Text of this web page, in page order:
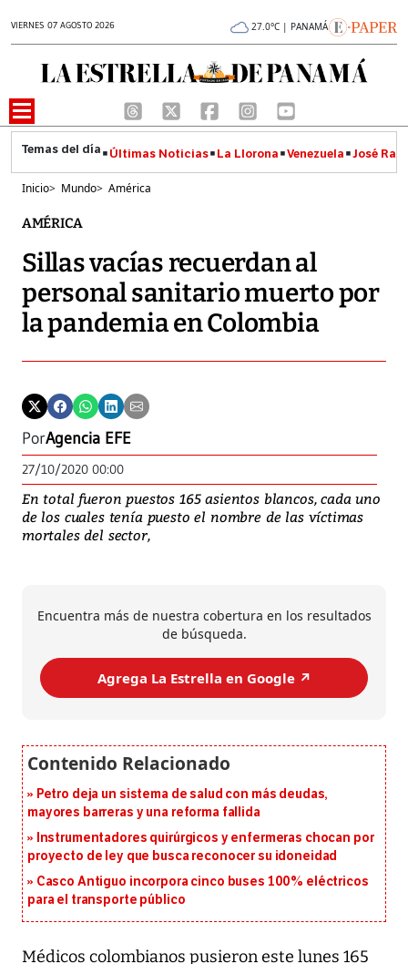
VIERNES 07 AGOSTO 2026 27.0°C | PANAMÁ
Últimas Noticias La Llorona Venezuela José
Inicio> Mundo> América
AMÉRICA
Sillas vacías recuerdan al
personal sanitario muerto por
la pandemia en Colombia
PorAgencia EFE
27/10/2020 00:00
En total fueron puestos 165 asientos blancos, cada uno
de los cuales tenía puesto el nombre de las víctimas
mortales del sector,
Encuentra más de nuestra cobertura en los resultados
de búsqueda.
Agrega La Estrella en Google ↗️
Petro deja un sistema de salud con más deudas,
mayores barreras y una reforma fallida
Instrumentadores quirúrgicos y enfermeras chocan por
proyecto de ley que busca reconocer su idoneidad
Casco Antiguo incorpora cinco buses 100% eléctricos
para el transporte público
Médicos colombianos pusieron este lunes 165